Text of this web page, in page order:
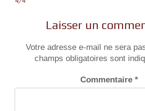
Laisser un
Votre adresse e-mail ne sera
champs obligatoires sont
Commentaire *